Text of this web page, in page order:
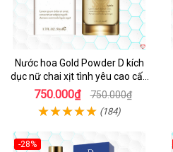
Nước hoa Gold Powder D kích
dục nữ chai xịt tình yêu cao cấp
chính hãng
750.000₫ 750.000₫
(184)
-28%